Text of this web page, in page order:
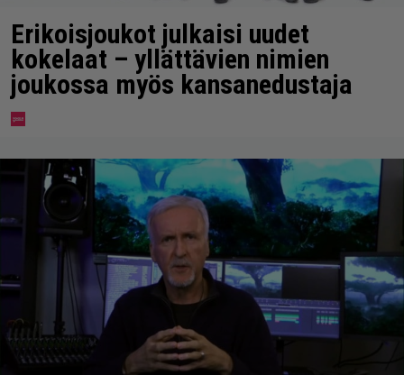
Erikoisjoukot julkaisi uudet
kokelaat – yllättävien nimien
joukossa myös kansanedustaja